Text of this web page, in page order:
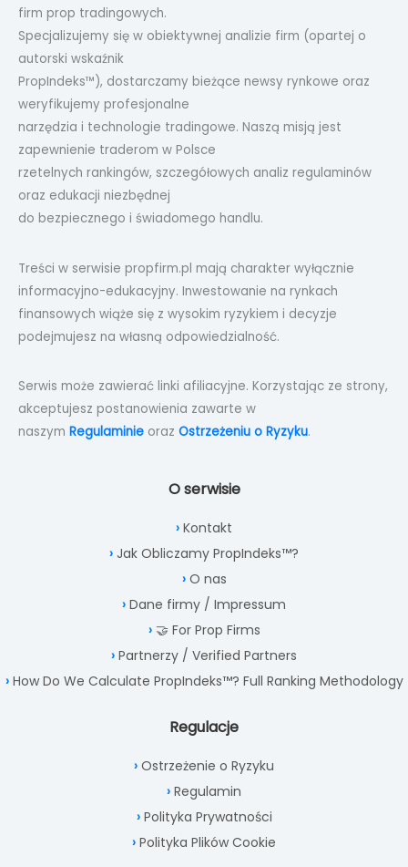
firm prop tradingowych.
Specjalizujemy się w obiektywnej analizie firm (opartej o
autorski wskaźnik
PropIndeks™), dostarczamy bieżące newsy rynkowe oraz
weryfikujemy profesjonalne
narzędzia i technologie tradingowe. Naszą misją jest
zapewnienie traderom w Polsce
rzetelnych rankingów, szczegółowych analiz regulaminów
oraz edukacji niezbędnej
do bezpiecznego i świadomego handlu.
Treści w serwisie propfirm.pl mają charakter wyłącznie
informacyjno-edukacyjny. Inwestowanie na rynkach
finansowych wiąże się z wysokim ryzykiem i decyzje
podejmujesz na własną odpowiedzialność.
Serwis może zawierać linki afiliacyjne. Korzystając ze strony,
akceptujesz postanowienia zawarte w
naszym Regulaminie oraz Ostrzeżeniu o Ryzyku.
O serwisie
Kontakt
Jak Obliczamy PropIndeks™?
O nas
Dane firmy / Impressum
🤝 For Prop Firms
Partnerzy / Verified Partners
How Do We Calculate PropIndeks™? Full Ranking Methodology
Regulacje
Ostrzeżenie o Ryzyku
Regulamin
Polityka Prywatności
Polityka Plików Cookie